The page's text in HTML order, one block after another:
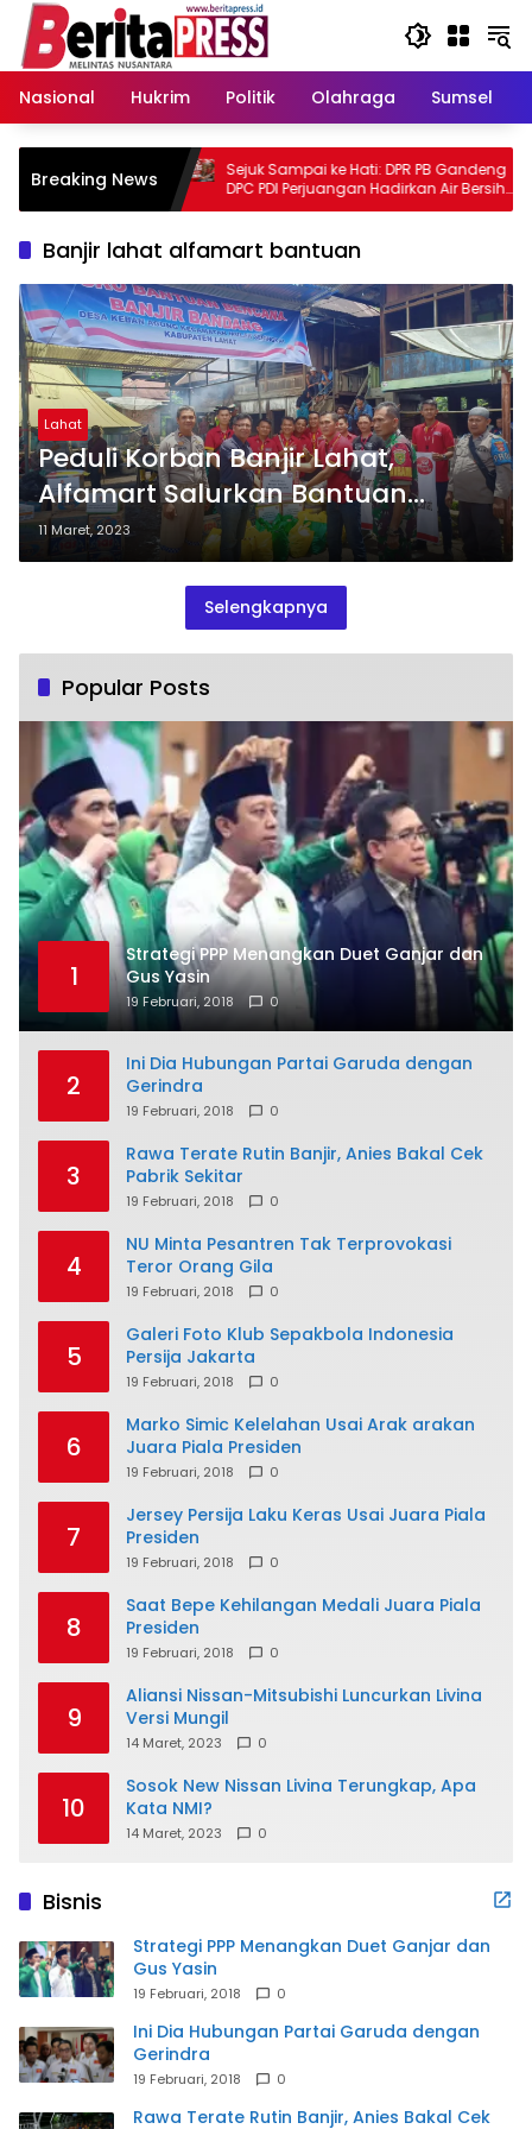
Langsung
konten
Nasional
Hukrim Politik Olahraga Sumsel
Breaking News
Tanace
Islam
Sejuk Sampai ke Hati: DPR PB Gandeng
DPC PDI Perjuangan Hadirkan Air Bersih
Gratis untuk Warga Fakfak
Banjir lahat alfamart bantuan
Lahat
Peduli Korban Banjir Lahat,
Alfamart Salurkan Bantuan
Sembako
11 Maret, 2023
Selengkapnya
Popular Posts
1
Strategi PPP Menangkan Duet Ganjar dan
Gus Yasin
19 Februari, 2018 0
2
Ini Dia Hubungan Partai Garuda dengan
Gerindra
19 Februari, 2018 0
3
Rawa Terate Rutin Banjir, Anies Bakal Cek
Pabrik Sekitar
19 Februari, 2018 0
4
NU Minta Pesantren Tak Terprovokasi
Teror Orang Gila
19 Februari, 2018 0
5
Galeri Foto Klub Sepakbola Indonesia
Persija Jakarta
19 Februari, 2018 0
6
Marko Simic Kelelahan Usai Arak arakan
Juara Piala Presiden
19 Februari, 2018 0
7
Jersey Persija Laku Keras Usai Juara Piala
Presiden
19 Februari, 2018 0
8
Saat Bepe Kehilangan Medali Juara Piala
Presiden
19 Februari, 2018 0
9
Aliansi Nissan-Mitsubishi Luncurkan Livina
Versi Mungil
14 Maret, 2023 0
10
Sosok New Nissan Livina Terungkap, Apa
Kata NMI?
14 Maret, 2023 0
Bisnis
Strategi PPP Menangkan Duet Ganjar dan
Gus Yasin
19 Februari, 2018 0
Ini Dia Hubungan Partai Garuda dengan
Gerindra
19 Februari, 2018 0
Rawa Terate Rutin Banjir, Anies Bakal Cek